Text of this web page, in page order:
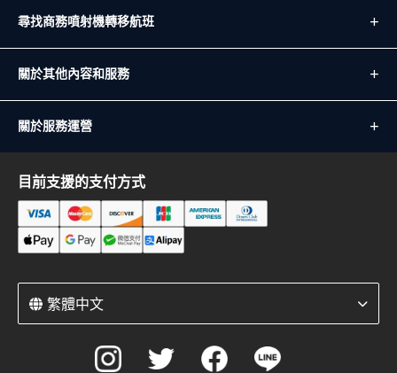
尋找商務噴射機轉移航班
關於其他內容和服務
關於服務運營
目前支援的支付方式
繁體中文